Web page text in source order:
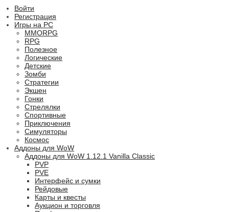
Войти
Регистрация
Игры на PC
MMORPG
RPG
Полезное
Логические
Детские
Зомби
Стратегии
Экшен
Гонки
Стрелялки
Спортивные
Приключения
Симуляторы
Космос
Аддоны для WoW
Аддоны для WoW 1.12.1 Vanilla Classic
PVP
PVE
Интерфейс и сумки
Рейдовые
Карты и квесты
Аукцион и торговля